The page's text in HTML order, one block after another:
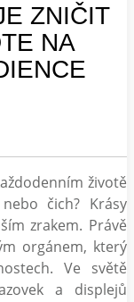
ZNIČIT
NA
životě
čich? Krásy
zrakem. Právě
orgánem, který
Ve světě
a displejů